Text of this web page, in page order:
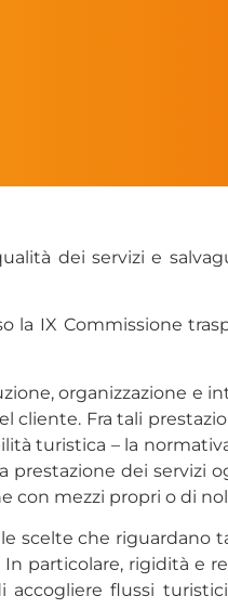
dei servizi e
IX Commissione
organizzazione e
Fra tali
turistica – la
dei servizi
con mezzi propri o di
che riguardano
particolare, rigidità e
flussi